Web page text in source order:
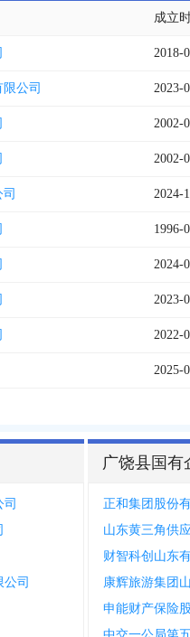
成立
2018-
公司 2023-
2002-
2002-
2024-
1996-
2024-
2023-
2022-
2025-
司
广饶县国有
正和集团股份
山东黄三角供
财智科创山东